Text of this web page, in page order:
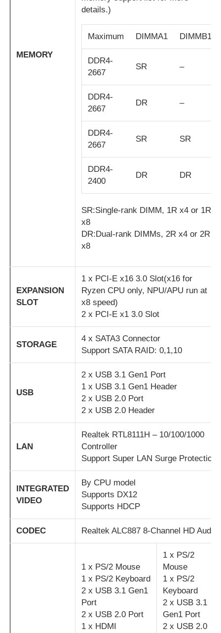
MEMORY
details.)
Maximum DIMMA1 DIMMB1
DDR4-
2667
SR –
DDR4-
2667
DR –
DDR4-
2667
SR SR
DDR4-
2400
DR DR
SR:Single-rank DIMM, 1R x4 or 1R
x8
DR:Dual-rank DIMMs, 2R x4 or 2R
x8
EXPANSION
SLOT
1 x PCI-E x16 3.0 Slot(x16 for
Ryzen CPU only, NPU/APU run at
x8 speed)
2 x PCI-E x1 3.0 Slot
STORAGE
4 x SATA3 Connector
Support SATA RAID: 0,1,10
USB
2 x USB 3.1 Gen1 Port
1 x USB 3.1 Gen1 Header
2 x USB 2.0 Port
2 x USB 2.0 Header
LAN
Realtek RTL8111H – 10/100/1000
Controller
Support Super LAN Surge Protection
INTEGRATED
VIDEO
By CPU model
Supports DX12
Supports HDCP
CODEC Realtek ALC887 8-Channel HD Audio
1 x PS/2 Mouse
1 x PS/2 Keyboard
2 x USB 3.1 Gen1
Port
2 x USB 2.0 Port
1 x HDMI
1 x PS/2
Mouse
1 x PS/2
Keyboard
2 x USB 3.1
Gen1 Port
2 x USB 2.0